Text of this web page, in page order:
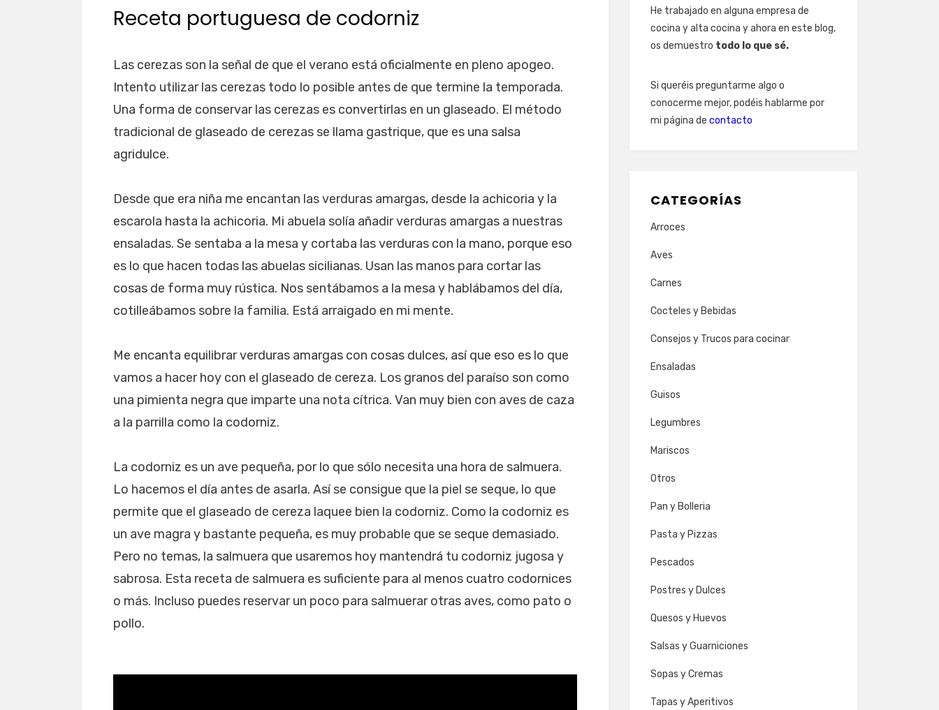
Receta portuguesa de codorniz
Las cerezas son la señal de que el verano está oficialmente en pleno apogeo.
Intento utilizar las cerezas todo lo posible antes de que termine la temporada.
Una forma de conservar las cerezas es convertirlas en un glaseado. El método
tradicional de glaseado de cerezas se llama gastrique, que es una salsa
agridulce.
Desde que era niña me encantan las verduras amargas, desde la achicoria y la
escarola hasta la achicoria. Mi abuela solía añadir verduras amargas a nuestras
ensaladas. Se sentaba a la mesa y cortaba las verduras con la mano, porque eso
es lo que hacen todas las abuelas sicilianas. Usan las manos para cortar las
cosas de forma muy rústica. Nos sentábamos a la mesa y hablábamos del día,
cotilleábamos sobre la familia. Está arraigado en mi mente.
Me encanta equilibrar verduras amargas con cosas dulces, así que eso es lo que
vamos a hacer hoy con el glaseado de cereza. Los granos del paraíso son como
una pimienta negra que imparte una nota cítrica. Van muy bien con aves de caza
a la parrilla como la codorniz.
La codorniz es un ave pequeña, por lo que sólo necesita una hora de salmuera.
Lo hacemos el día antes de asarla. Así se consigue que la piel se seque, lo que
permite que el glaseado de cereza laquee bien la codorniz. Como la codorniz es
un ave magra y bastante pequeña, es muy probable que se seque demasiado.
Pero no temas, la salmuera que usaremos hoy mantendrá tu codorniz jugosa y
sabrosa. Esta receta de salmuera es suficiente para al menos cuatro codornices
o más. Incluso puedes reservar un poco para salmuerar otras aves, como pato o
pollo.
He trabajado en alguna empresa de
cocina y alta cocina y ahora en este blog,
os demuestro todo lo que sé.
Si queréis preguntarme algo o
conocerme mejor, podéis hablarme por
mi página de contacto
CATEGORÍAS
Arroces
Aves
Carnes
Cocteles y Bebidas
Consejos y Trucos para cocinar
Ensaladas
Guisos
Legumbres
Mariscos
Otros
Pan y Bolleria
Pasta y Pizzas
Pescados
Postres y Dulces
Quesos y Huevos
Salsas y Guarniciones
Sopas y Cremas
Tapas y Aperitivos